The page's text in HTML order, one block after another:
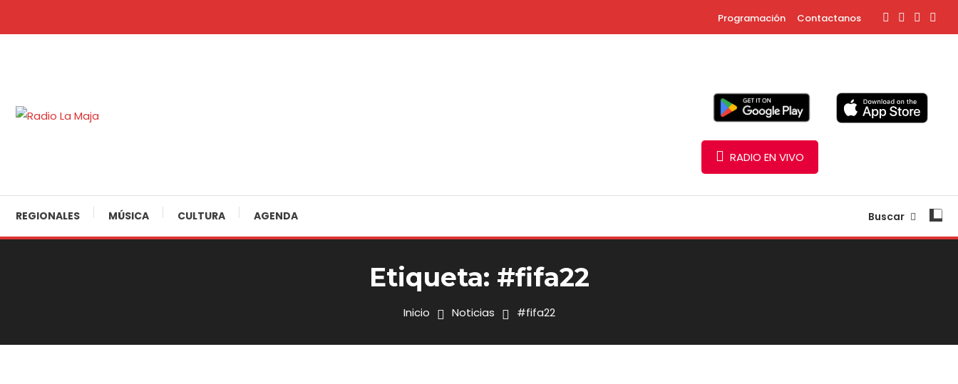
Programación Contactanos
RADIO EN VIVO
REGIONALES MÚSICA CULTURA AGENDA Buscar
Etiqueta: #fifa22
Inicio Noticias #fifa22